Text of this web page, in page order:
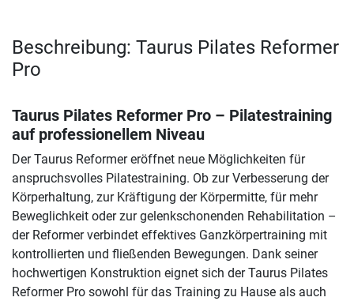
Beschreibung: Taurus Pilates Reformer
Pro
Taurus Pilates Reformer Pro – Pilatestraining
auf professionellem Niveau
Der Taurus Reformer eröffnet neue Möglichkeiten für
anspruchsvolles Pilatestraining. Ob zur Verbesserung der
Körperhaltung, zur Kräftigung der Körpermitte, für mehr
Beweglichkeit oder zur gelenkschonenden Rehabilitation –
der Reformer verbindet effektives Ganzkörpertraining mit
kontrollierten und fließenden Bewegungen. Dank seiner
hochwertigen Konstruktion eignet sich der Taurus Pilates
Reformer Pro sowohl für das Training zu Hause als auch